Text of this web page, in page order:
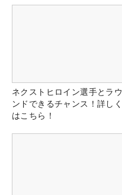
ネクストヒロイン選手とラウ
ンドできるチャンス！詳しく
はこちら！